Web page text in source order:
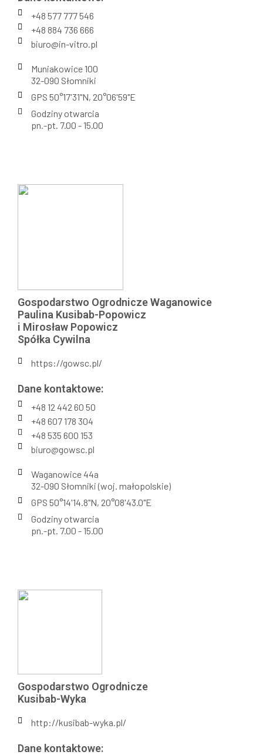
+48 577 777 546
+48 884 736 666
biuro@in-vitro.pl
Muniakowice 100
32-090 Słomniki
GPS 50°17'31"N, 20°06'59"E
Godziny otwarcia
pn.-pt. 7.00 - 15.00
Gospodarstwo Ogrodnicze Waganowice
Paulina Kusibab-Popowicz
i Mirosław Popowicz
Spółka Cywilna
https://gowsc.pl/
Dane kontaktowe:
+48 12 442 60 50
+48 607 178 304
+48 535 600 153
biuro@gowsc.pl
Waganowice 44a
32-090 Słomniki (woj. małopolskie)
GPS 50°14'14.8"N, 20°08'43.0"E
Godziny otwarcia
pn.-pt. 7.00 - 15.00
Gospodarstwo Ogrodnicze
Kusibab-Wyka
http://kusibab-wyka.pl/
Dane kontaktowe: